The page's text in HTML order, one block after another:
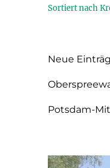
Sortiert nach
Neue
Potsdam-